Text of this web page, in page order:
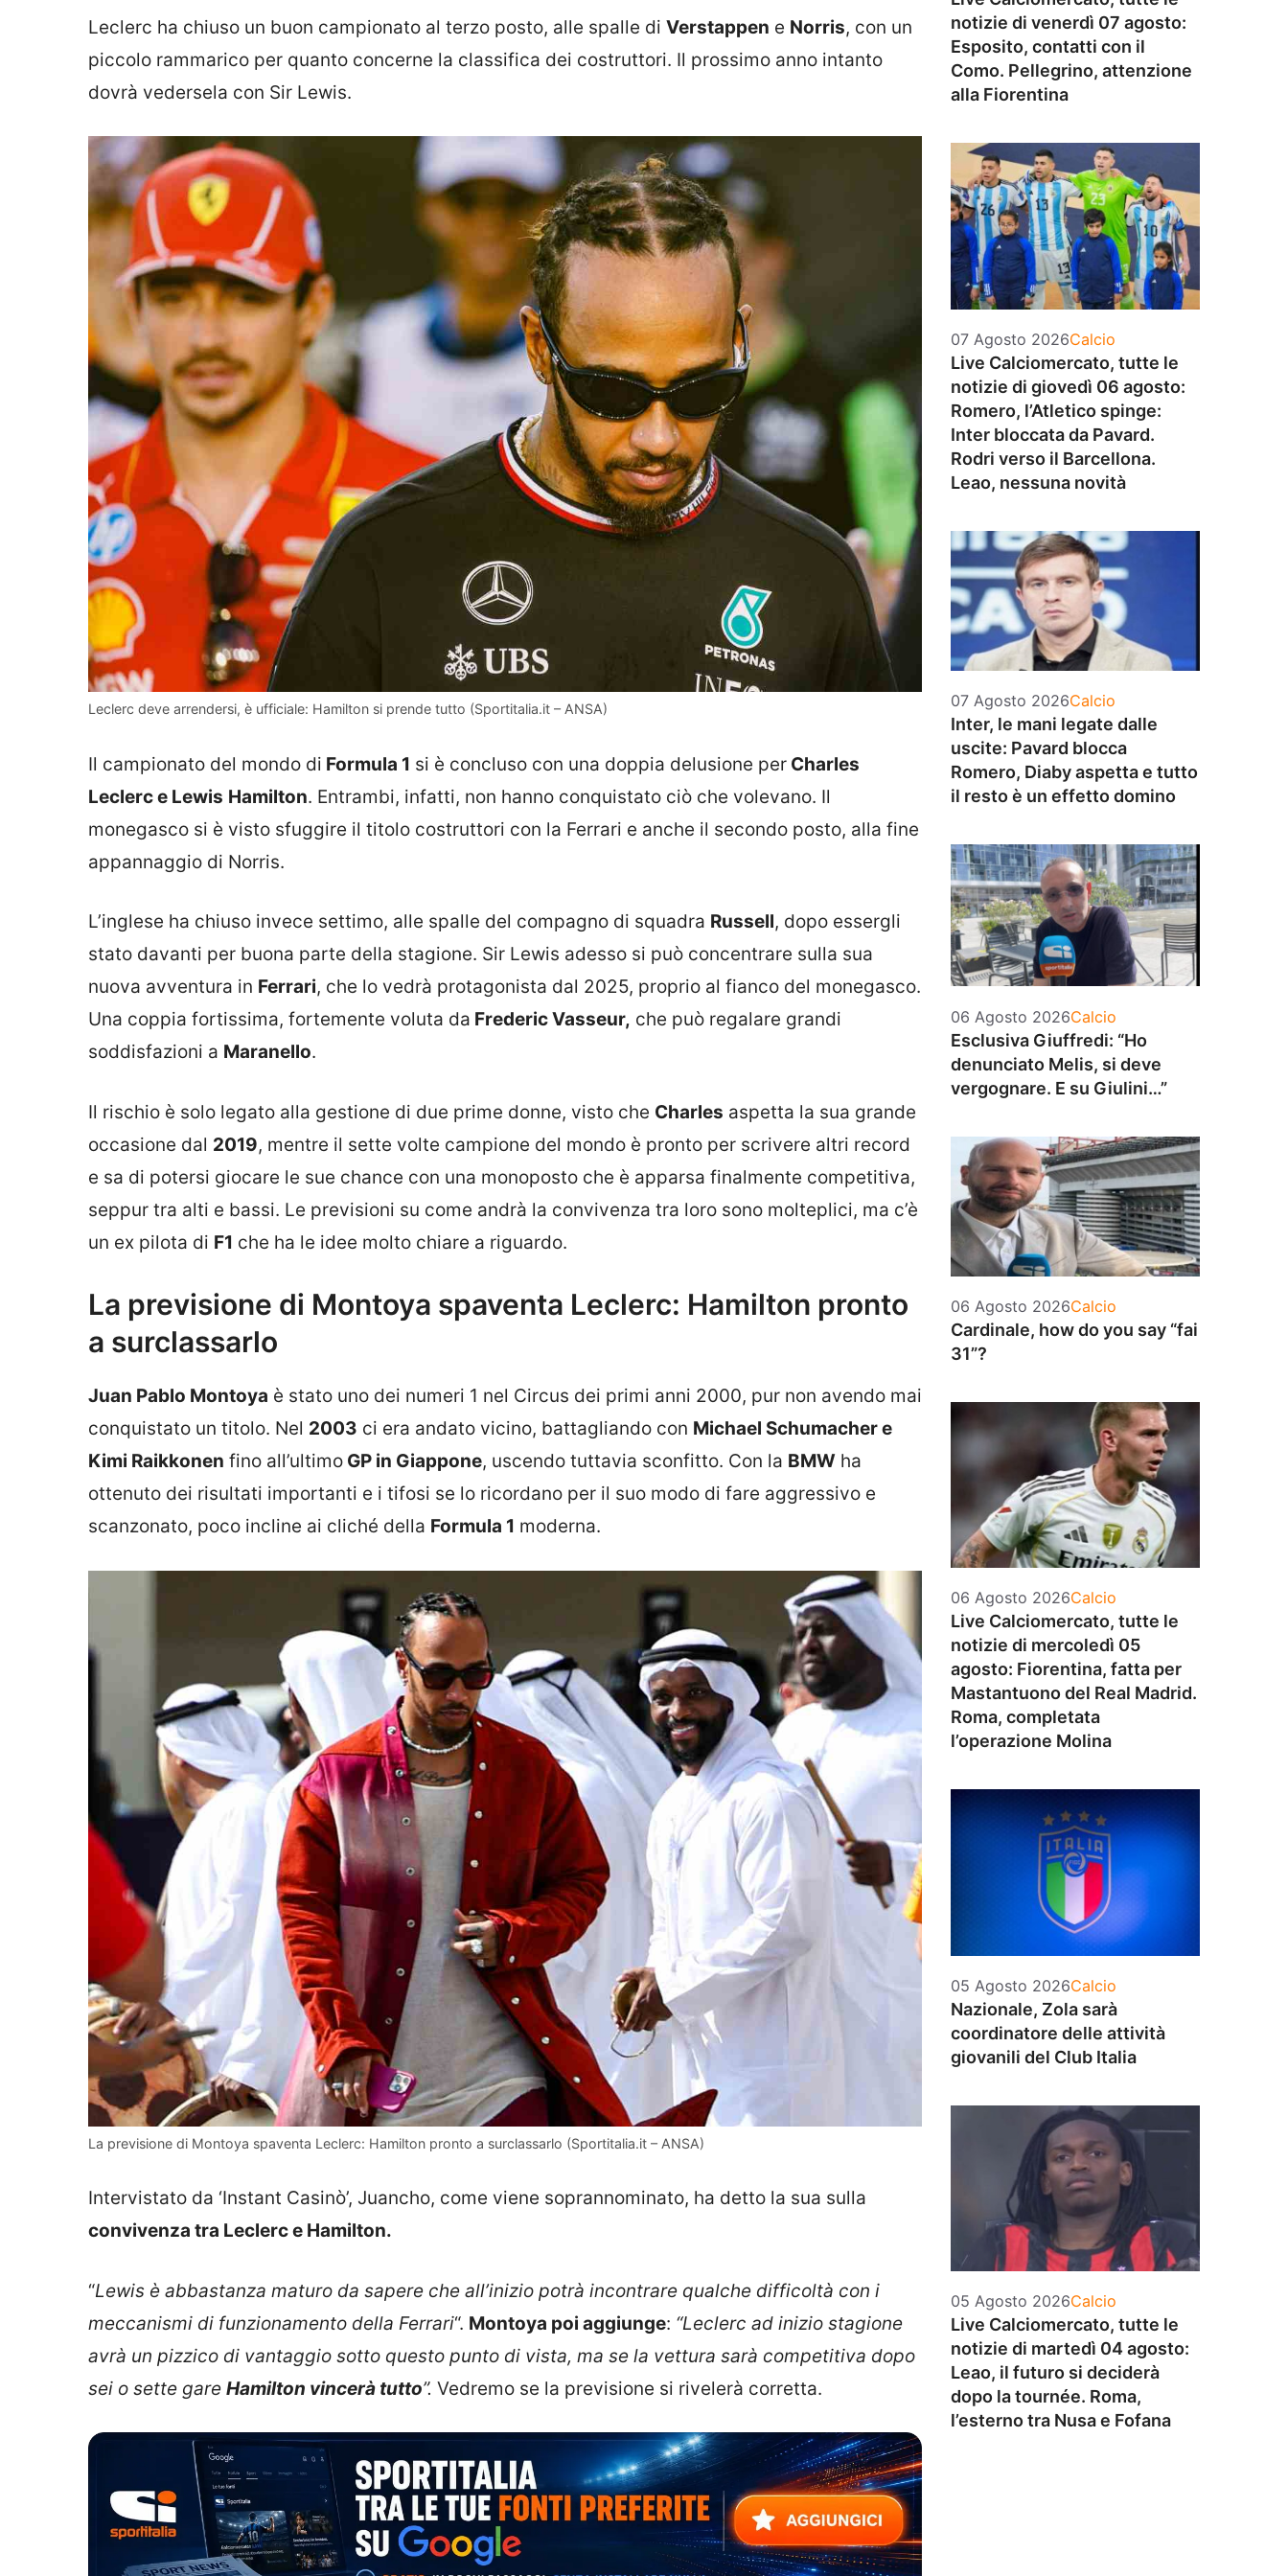
Leclerc ha chiuso un buon campionato al terzo posto, alle spalle di Verstappen e Norris, con un
piccolo rammarico per quanto concerne la classifica dei costruttori. Il prossimo anno intanto
dovrà vedersela con Sir Lewis.
Leclerc deve arrendersi, è ufficiale: Hamilton si prende tutto (Sportitalia.it – ANSA)
Il campionato del mondo di Formula 1 si è concluso con una doppia delusione per Charles
Leclerc e Lewis Hamilton. Entrambi, infatti, non hanno conquistato ciò che volevano. Il
monegasco si è visto sfuggire il titolo costruttori con la Ferrari e anche il secondo posto, alla fine
appannaggio di Norris.
L’inglese ha chiuso invece settimo, alle spalle del compagno di squadra Russell, dopo essergli
stato davanti per buona parte della stagione. Sir Lewis adesso si può concentrare sulla sua
nuova avventura in Ferrari, che lo vedrà protagonista dal 2025, proprio al fianco del monegasco.
Una coppia fortissima, fortemente voluta da Frederic Vasseur, che può regalare grandi
soddisfazioni a Maranello.
Il rischio è solo legato alla gestione di due prime donne, visto che Charles aspetta la sua grande
occasione dal 2019, mentre il sette volte campione del mondo è pronto per scrivere altri record
e sa di potersi giocare le sue chance con una monoposto che è apparsa finalmente competitiva,
seppur tra alti e bassi. Le previsioni su come andrà la convivenza tra loro sono molteplici, ma c’è
un ex pilota di F1 che ha le idee molto chiare a riguardo.
La previsione di Montoya spaventa Leclerc: Hamilton pronto
a surclassarlo
Juan Pablo Montoya è stato uno dei numeri 1 nel Circus dei primi anni 2000, pur non avendo mai
conquistato un titolo. Nel 2003 ci era andato vicino, battagliando con Michael Schumacher e
Kimi Raikkonen fino all’ultimo GP in Giappone, uscendo tuttavia sconfitto. Con la BMW ha
ottenuto dei risultati importanti e i tifosi se lo ricordano per il suo modo di fare aggressivo e
scanzonato, poco incline ai cliché della Formula 1 moderna.
La previsione di Montoya spaventa Leclerc: Hamilton pronto a surclassarlo (Sportitalia.it – ANSA)
Intervistato da ‘Instant Casinò’, Juancho, come viene soprannominato, ha detto la sua sulla
convivenza tra Leclerc e Hamilton.
“Lewis è abbastanza maturo da sapere che all’inizio potrà incontrare qualche difficoltà con i
meccanismi di funzionamento della Ferrari“. Montoya poi aggiunge: “Leclerc ad inizio stagione
avrà un pizzico di vantaggio sotto questo punto di vista, ma se la vettura sarà competitiva dopo
sei o sette gare Hamilton vincerà tutto”. Vedremo se la previsione si rivelerà corretta.
notizie di venerdì 07 agosto:
Esposito, contatti con il
Como. Pellegrino, attenzione
alla Fiorentina
07 Agosto 2026Categorie
Calcio
Live Calciomercato, tutte le
notizie di giovedì 06 agosto:
Romero, l’Atletico spinge:
Inter bloccata da Pavard.
Rodri verso il Barcellona.
Leao, nessuna novità
07 Agosto 2026Categorie
Calcio
Inter, le mani legate dalle
uscite: Pavard blocca
Romero, Diaby aspetta e tutto
il resto è un effetto domino
06 Agosto 2026Categorie
Calcio
Esclusiva Giuffredi: “Ho
denunciato Melis, si deve
vergognare. E su Giulini…”
06 Agosto 2026Categorie
Calcio
Cardinale, how do you say “fai
31”?
06 Agosto 2026Categorie
Calcio
Live Calciomercato, tutte le
notizie di mercoledì 05
agosto: Fiorentina, fatta per
Mastantuono del Real Madrid.
Roma, completata
l’operazione Molina
05 Agosto 2026Categorie
Calcio
Nazionale, Zola sarà
coordinatore delle attività
giovanili del Club Italia
05 Agosto 2026Categorie
Calcio
Live Calciomercato, tutte le
notizie di martedì 04 agosto:
Leao, il futuro si deciderà
dopo la tournée. Roma,
l’esterno tra Nusa e Fofana